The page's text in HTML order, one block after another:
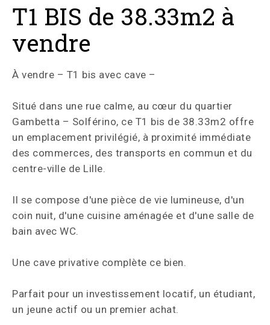
T1 BIS de 38.33m2 à
vendre
À vendre – T1 bis avec cave –
Situé dans une rue calme, au cœur du quartier
Gambetta – Solférino, ce T1 bis de 38.33m2 offre
un emplacement privilégié, à proximité immédiate
des commerces, des transports en commun et du
centre-ville de Lille.
Il se compose d'une pièce de vie lumineuse, d'un
coin nuit, d'une cuisine aménagée et d'une salle de
bain avec WC.
Une cave privative complète ce bien.
Parfait pour un investissement locatif, un étudiant,
un jeune actif ou un premier achat.